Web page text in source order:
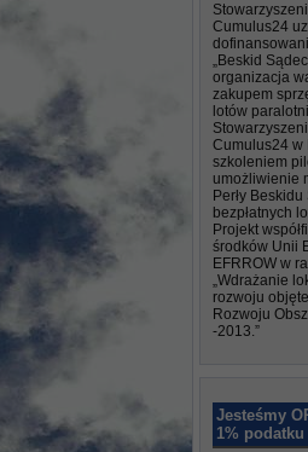
Cumulus24
„Beskid
organizacja
zakupem
lotów
Cumulus24 w
szkoleniem
umożliwienie
Perły
bezpłatnych
Projekt
środków Unii
EFRROW w
„Wdrażanie
rozwoju
Rozwoju
-2013.”
Jesteśmy
1% podatku